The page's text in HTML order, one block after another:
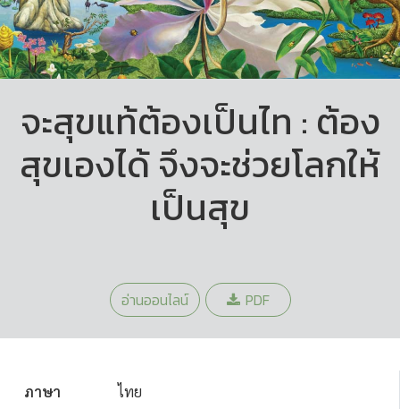
จะสุขแท้ต้องเป็นไท : ต้อง
สุขเองได้ จึงจะช่วยโลกให้
เป็นสุข
อ่านออนไลน์ PDF
ภาษา ไทย